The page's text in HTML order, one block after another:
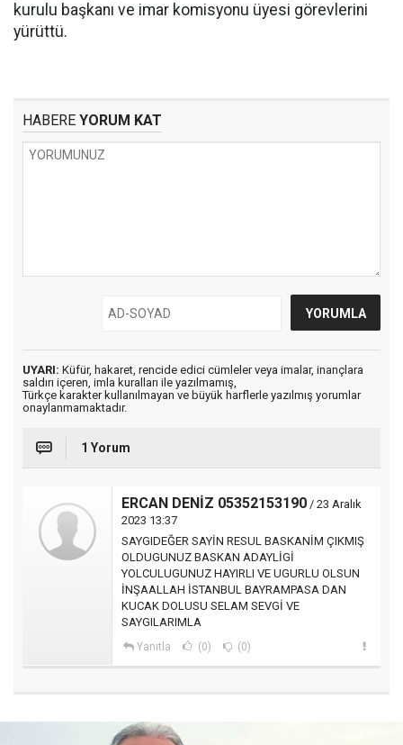
kurulu başkanı ve imar komisyonu üyesi görevlerini
yürüttü.
HABERE YORUM KAT
UYARI: Küfür, hakaret, rencide edici cümleler veya imalar, inançlara
saldırı içeren, imla kuralları ile yazılmamış,
Türkçe karakter kullanılmayan ve büyük harflerle yazılmış yorumlar
onaylanmamaktadır.
1 Yorum
ERCAN DENİZ 05352153190 / 23 Aralık
2023 13:37
SAYGIDEĞER SAYİN RESUL BASKANİM ÇIKMIŞ
OLDUGUNUZ BASKAN ADAYLİGİ
YOLCULUGUNUZ HAYIRLI VE UGURLU OLSUN
İNŞAALLAH İSTANBUL BAYRAMPASA DAN
KUCAK DOLUSU SELAM SEVGİ VE
SAYGILARIMLA
Yanıtla (0) (0)